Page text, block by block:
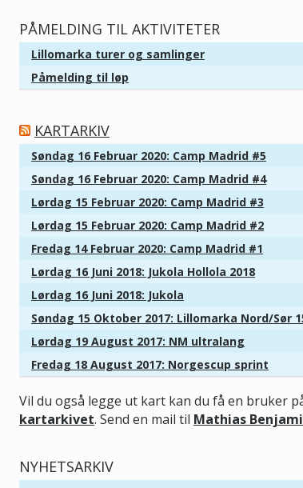
PÅMELDING TIL AKTIVITETER
Lillomarka turer og samlinger
Påmelding til løp
KARTARKIV
Søndag 16 Februar 2020: Camp Madrid #5
Søndag 16 Februar 2020: Camp Madrid #4
Lørdag 15 Februar 2020: Camp Madrid #3
Lørdag 15 Februar 2020: Camp Madrid #2
Fredag 14 Februar 2020: Camp Madrid #1
Lørdag 16 Juni 2018: Jukola Hollola 2018
Lørdag 16 Juni 2018: Jukola
Søndag 15 Oktober 2017: Lillomarka Nord/Sør
Lørdag 19 August 2017: NM ultralang
Fredag 18 August 2017: Norgescup sprint
Vil du også legge ut kart kan du få en bruker
kartarkivet. Send en mail til Mathias
NYHETSARKIV